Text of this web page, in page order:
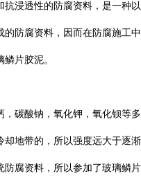
浸透性的防腐资料，是一种以
防腐资料，因而在防腐施工中
片胶泥。
碳酸钠，氧化钾，氧化钡等多
地带的，所以强度远大于逐渐
腐资料，所以参加了玻璃鳞片